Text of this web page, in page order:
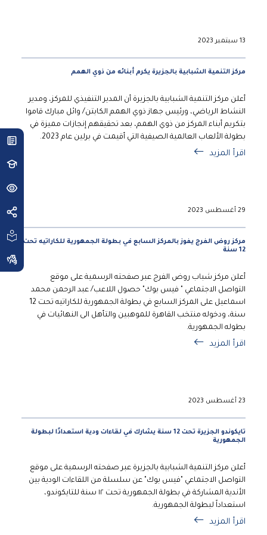
13 سبتمبر 2023
مركز التنمية الشبابية بالجزيرة يكرم أبنائه من ذوي الهمم
أعلن مركز التنمية الشبابية بالجزيرة أن المدير التنفيذي للمركز، ومدير
النشاط الرياضي، ورئيس جهاز ذوي الهمم الكابتن/ وائل مبارك قاموا
بتكريم أبناء المركز من ذوي الهمم، بعد تحقيقهم إنجازات مميزة في
بطولة الألعاب العالمية الصيفية التي أقيمت في برلين عام 2023.
اقرأ المزيد
29 أغسطس 2023
مركز روض الفرج يفوز بالمركز السابع في بطولة الجمهورية للكاراتيه تحت
12 سنة
أعلن مركز شباب روض الفرج عبر صفحته الرسمية على موقع
التواصل الاجتماعي " فيس بوك" حصول اللاعب/ عبد الرحمن محمد
اسماعيل على المركز السابع في بطولة الجمهورية للكاراتيه تحت 12
سنة، ودخوله منتخب القاهرة للموهبين والتأهل الى النهائيات في
بطوله الجمهورية.
اقرأ المزيد
23 أغسطس 2023
تايكوندو الجزيرة تحت 12 سنة يشارك في لقاءات ودية استعدادًا لبطولة
الجمهورية
أعلن مركز التنمية الشبابية بالجزيرة عبر صفحته الرسمية على موقع
التواصل الاجتماعي "فيس بوك" عن سلسلة من اللقاءات الودية بين
الأندية المشاركة في بطولة الجمهورية تحت ١٢ سنة للتايكوندو،
استعداداً لبطولة الجمهورية.
اقرأ المزيد